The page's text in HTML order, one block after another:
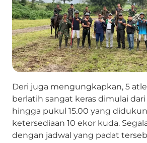
Deri juga mengungkapkan, 5
berlatih sangat keras dimulai
hingga pukul 15.00 yang
ketersediaan 10 ekor kuda.
dengan jadwal yang padat